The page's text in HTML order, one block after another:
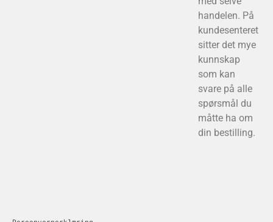
handelen. På
kundesenteret
sitter det mye
kunnskap
som kan
svare på alle
spørsmål du
måtte ha om
din bestilling.